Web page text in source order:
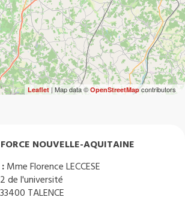
Leaflet| Map data © OpenStreetMapcontributors
NOUVELLE-AQUITAINE
Mme Florence LECCESE
2 de l'université
33400 TALENCE